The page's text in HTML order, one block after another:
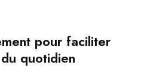
pour faciliter
quotidien